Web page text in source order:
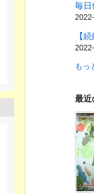
毎日
もっ
最近